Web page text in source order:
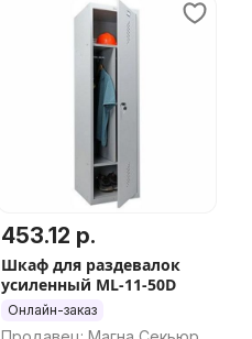
453.12 р.
Шкаф для раздевалок
усиленный ML-11-50D
Онлайн-заказ